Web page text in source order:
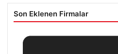
Son Eklenen Firmalar